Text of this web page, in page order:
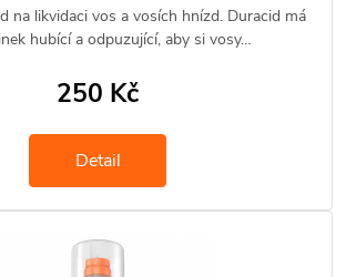
na likvidaci vos a vosích hnízd. Duracid má
hubící a odpuzující, aby si vosy…
250 Kč
Detail